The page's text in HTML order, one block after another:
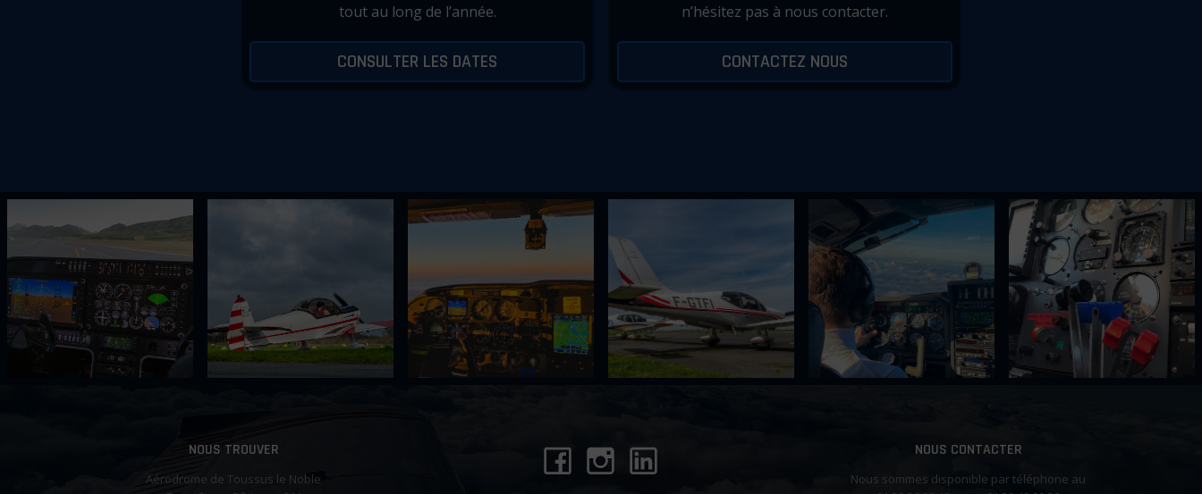
tout au long de l’année.
CONSULTER LES DATES
n’hésitez pas à nous contacter.
CONTACTEZ NOUS
NOUS TROUVER
Aérodrome de Toussus le Noble
NOUS CONTACTER
Nous sommes disponible par téléphone au